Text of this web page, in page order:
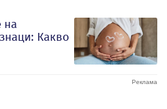
на
Какво